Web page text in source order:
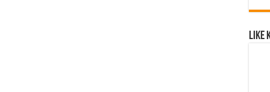
Like